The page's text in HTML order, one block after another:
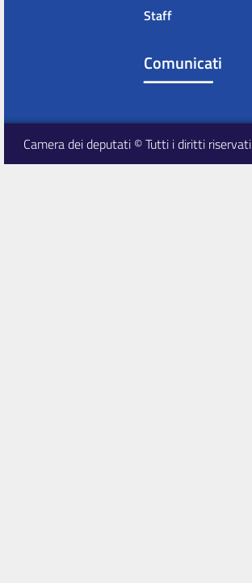
Staff
Comunicati
Camera dei deputati © Tutti i diritti riservati